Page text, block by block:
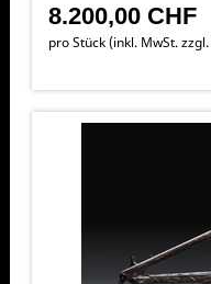
8.200,00 CHF
pro Stück (inkl. MwSt. zzgl.